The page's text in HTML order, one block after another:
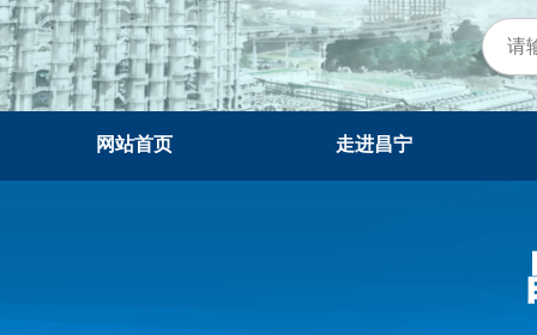
网站首页 走进昌宁